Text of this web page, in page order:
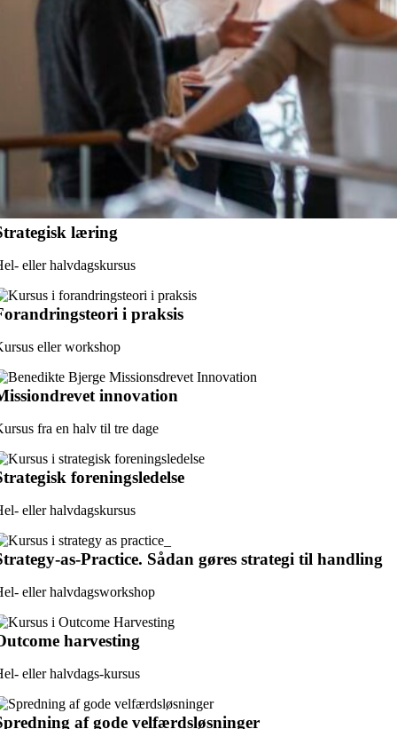
læring
eller halvdagskursus
i praksis
eller workshop
innovation
fra en halv til tre dage
foreningsledelse
eller halvdagskursus
as-Practice. Sådan gøres strategi til handling
eller halvdagsworkshop
harvesting
eller halvdags-kursus
af gode velfærdsløsninger